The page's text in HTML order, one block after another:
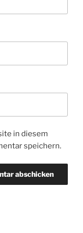
in diesem
speichern.